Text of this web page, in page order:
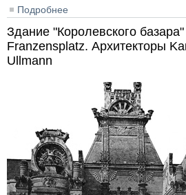
Подробнее
Здание "Королевского
Franzensplatz. Архитекторы
Ullmann